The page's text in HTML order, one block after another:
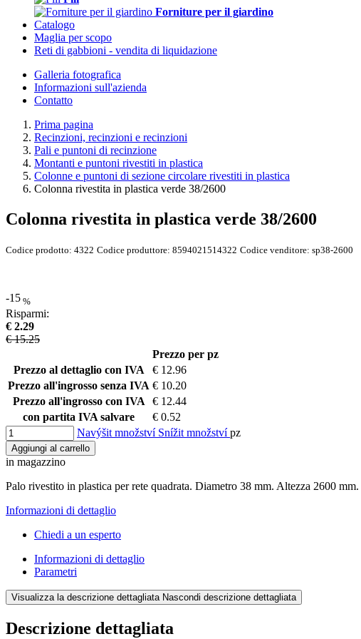
Forniture per il giardino
Catalogo
Maglia per scopo
Reti di gabbioni - vendita di liquidazione
Galleria fotografica
Informazioni sull'azienda
Contatto
Prima pagina
Recinzioni, recinzioni e recinzioni
Pali e puntoni di recinzione
Montanti e puntoni rivestiti in plastica
Colonne e puntoni di sezione circolare rivestiti in plastica
Colonna rivestita in plastica verde 38/2600
Colonna rivestita in plastica verde 38/2600
Codice prodotto: 4322 Codice produttore: 8594021514322 Codice venditore: sp38-2600
-15 %
Risparmi:
€ 2.29
€ 15.25
Prezzo per pz
Prezzo al dettaglio con IVA
€ 12.96
Prezzo all'ingrosso senza IVA € 10.20
Prezzo all'ingrosso con IVA
€ 12.44
con partita IVA salvare
€ 0.52
Navýšit množství Snížit množstvípz
Aggiungi al carrello
in magazzino
Palo rivestito in plastica per rete quadrata. Diametro 38 mm. Altezza 2600 mm.
Informazioni di dettaglio
Chiedi a un esperto
Informazioni di dettaglio
Parametri
Visualizza la descrizione dettagliata Nascondi descrizione dettagliata
Descrizione dettagliata